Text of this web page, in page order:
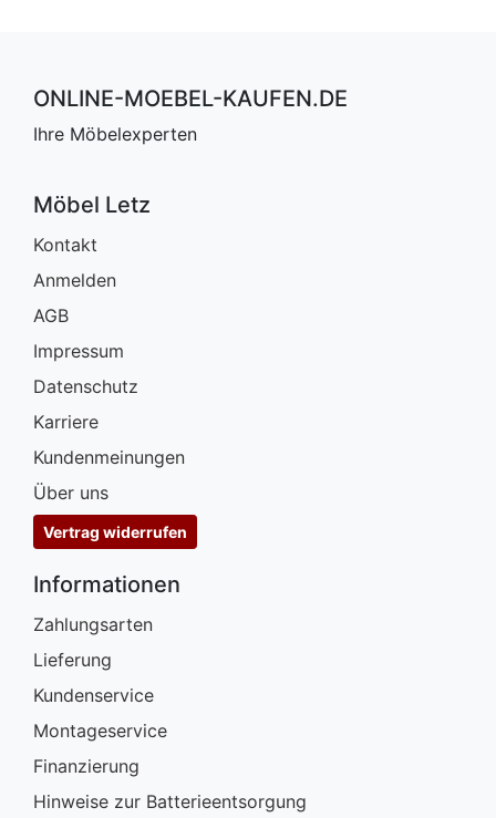
ONLINE-MOEBEL-KAUFEN.DE
Ihre Möbelexperten
Möbel Letz
Kontakt
Anmelden
AGB
Impressum
Datenschutz
Karriere
Kundenmeinungen
Über uns
Vertrag widerrufen
Informationen
Zahlungsarten
Lieferung
Kundenservice
Montageservice
Finanzierung
Hinweise zur Batterieentsorgung